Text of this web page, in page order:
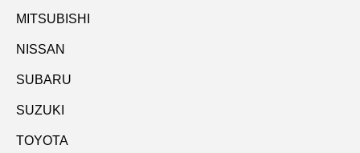
MITSUBISHI
NISSAN
SUBARU
SUZUKI
TOYOTA